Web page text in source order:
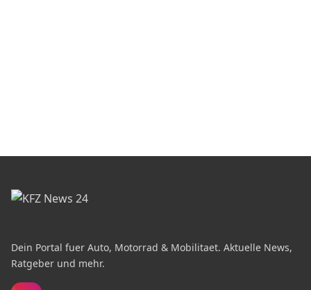
Dein Portal fuer Auto, Motorrad & Mobilitaet. Aktuelle News,
Ratgeber und mehr.